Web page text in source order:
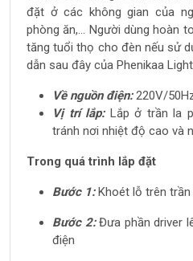
đặt ở các không gian của
phòng ăn,... Người dùng hoàn
tăng tuổi thọ cho đèn nếu sử
dẫn sau đây của Phenikaa
Về nguồn điện:220V/
Vị trí lắp:Lắp ở trần la
tránh nơi nhiệt độ cao và
Trong quá trình lắp đặt
Bước 1: Khoét lỗ trên trần
Bước 2:Đưa phần driver
điện